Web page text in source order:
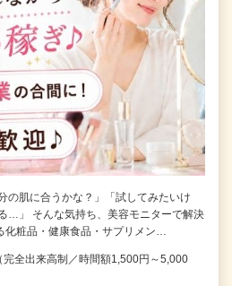
の肌に合うかな？」「試してみたいけ
…」 そんな気持ち、美容モニターで解決
化粧品・健康食品・サプリメン…
全出来高制／時間額1,500円～5,000